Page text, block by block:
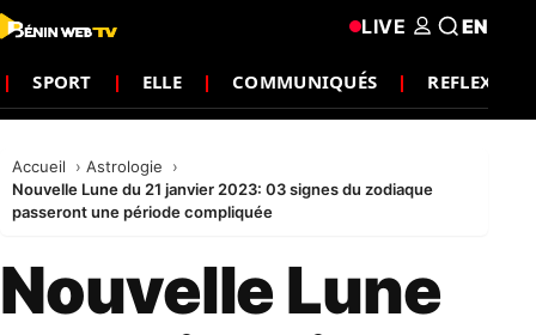
SPORT ELLE COMMUNIQUÉS REFLEXION
LIVE EN
Accueil
Astrologie
Nouvelle Lune du 21 janvier 2023: 03 signes du zodiaque
passeront une période compliquée
Nouvelle Lune